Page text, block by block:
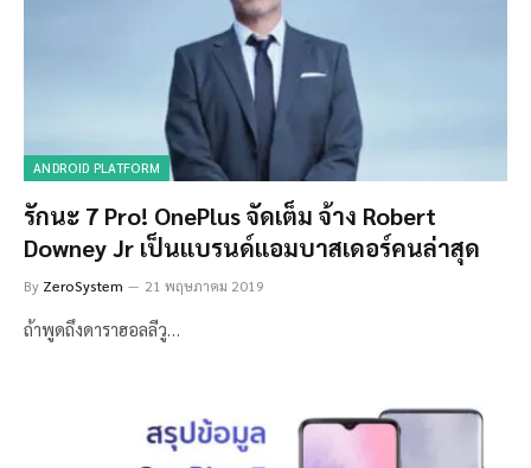
ANDROID PLATFORM
รักนะ 7 Pro! OnePlus จัดเต็ม จ้าง Robert
Downey Jr เป็นแบรนด์แอมบาสเดอร์คนล่าสุด
By ZeroSystem 21 พฤษภาคม 2019
ถ้าพูดถึงดาราฮอลลีวู…